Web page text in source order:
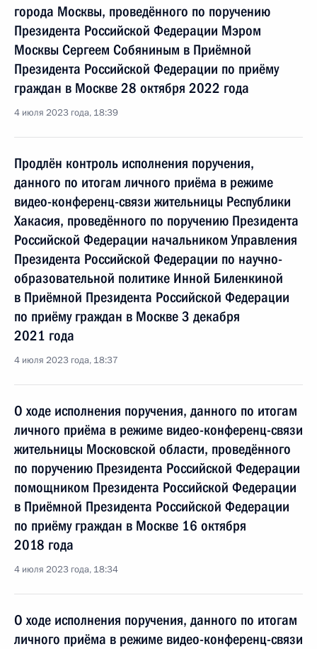
города Москвы, проведённого по поручению
Президента Российской Федерации Мэром
Москвы Сергеем Собяниным в Приёмной
Президента Российской Федерации по приёму
граждан в Москве 28 октября 2022 года
4 июля 2023 года, 18:39
Продлён контроль исполнения поручения,
данного по итогам личного приёма в режиме
видео-конференц-связи жительницы Республики
Хакасия, проведённого по поручению Президента
Российской Федерации начальником Управления
Президента Российской Федерации по научно-
образовательной политике Инной Биленкиной
в Приёмной Президента Российской Федерации
по приёму граждан в Москве 3 декабря
2021 года
4 июля 2023 года, 18:37
О ходе исполнения поручения, данного по итогам
личного приёма в режиме видео-конференц-связи
жительницы Московской области, проведённого
по поручению Президента Российской Федерации
помощником Президента Российской Федерации
в Приёмной Президента Российской Федерации
по приёму граждан в Москве 16 октября
2018 года
4 июля 2023 года, 18:34
О ходе исполнения поручения, данного по итогам
личного приёма в режиме видео-конференц-связи